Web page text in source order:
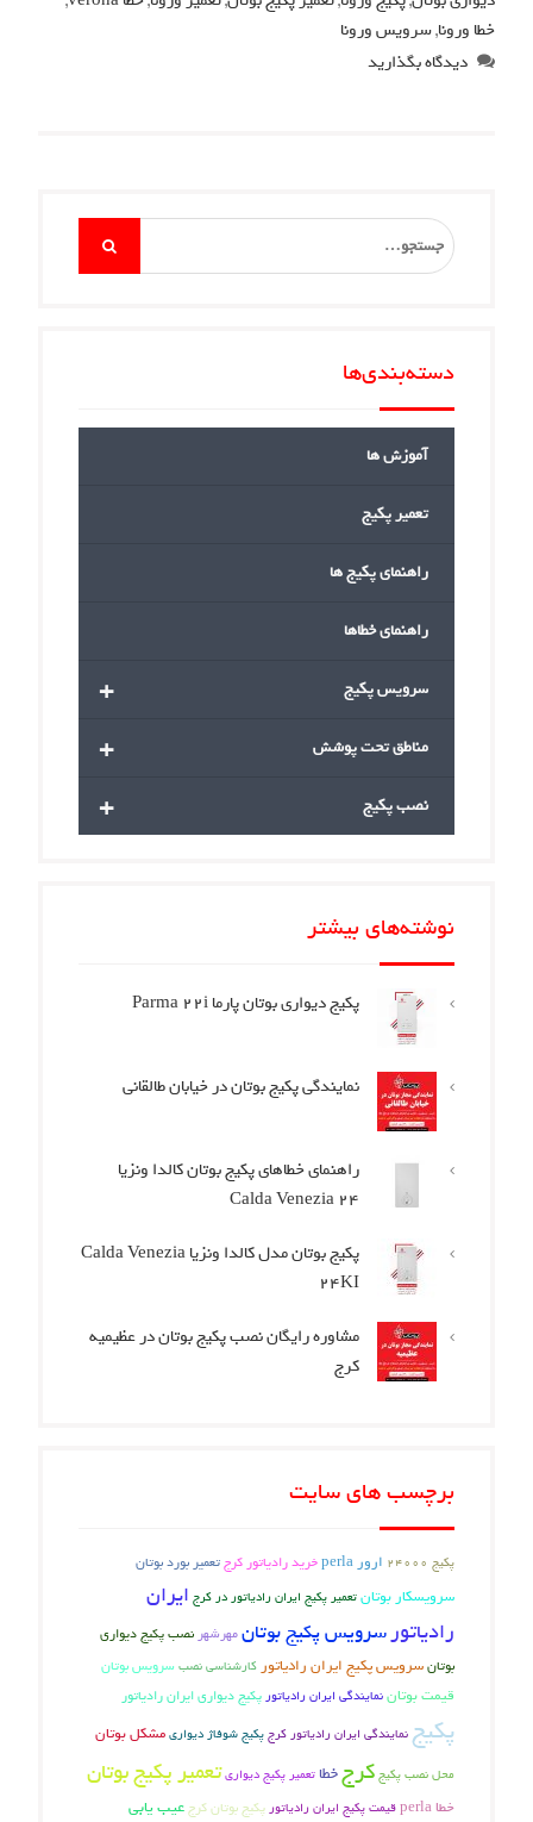
خطا ورونا,سرویس ورونا
دیدگاه بگذارید
Search
for:
دسته‌بندی‌ها
آموزش ها
تعمیر پکیج
راهنمای پکیج ها
راهنمای خطاها
+ سرویس پکیج
+ مناطق تحت پوشش
+ نصب پکیج
نوشته‌های بیشتر
پکیج دیواری بوتان پارما Parma 22i
نمایندگی پکیج بوتان در خیابان طالقانی
راهنمای خطاهای پکیج بوتان کالدا ونزیا
Calda Venezia 24
پکیج بوتان مدل کالدا ونزیا Calda Venezia
24KI
مشاوره رایگان نصب پکیج بوتان در عظیمیه
کرج
برچسب های سایت
پکیج 24000 ارور perla خرید رادیاتور کرجتعمیر بورد بوتان
سرویسکار بوتانتعمیر پکیج ایران رادیاتور در کرج ایران
رادیاتورسرویس پکیج بوتانمهرشهر نصب پکیج دیواری
بوتانسرویس پکیج ایران رادیاتورکارشناسی نصبسرویس بوتان
قیمت بوتاننمایندگی ایران رادیاتورپکیج دیواری ایران رادیاتور
پکیجنمایندگی ایران رادیاتور کرجپکیج شوفاژ دیواریمشکل بوتان
محل نصب پکیجکرجخطاتعمیر پکیج دیواریتعمیر پکیج بوتان
خطا perla قیمت پکیج ایران رادیاتورپکیج بوتان کرجعیب یابی